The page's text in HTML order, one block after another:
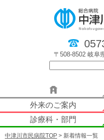
〒508-8502 岐阜
外来のご案内
診療科・部門
中津川市民病院TOP > 新着情報一覧